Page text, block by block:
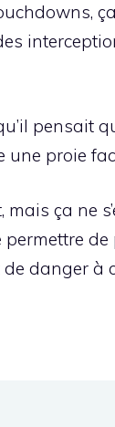
une proie
ça ne
permettre
danger à